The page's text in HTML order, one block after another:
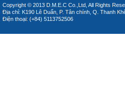
Copyright © 2013 D.M.E.C Co.,Ltd, All Rights
Địa chỉ: K190 Lê Duẩn, P. Tân chính, Q. Thanh
Điện thoại: (+84) 5113752506